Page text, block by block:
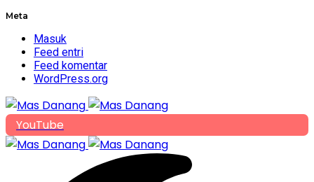
Meta
Masuk
Feed entri
Feed komentar
WordPress.org
YouTube